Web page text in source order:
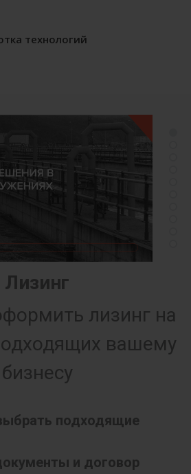
технологий
Лизинг
лизинг на
вашему
бизнесу
подходящие
и договор